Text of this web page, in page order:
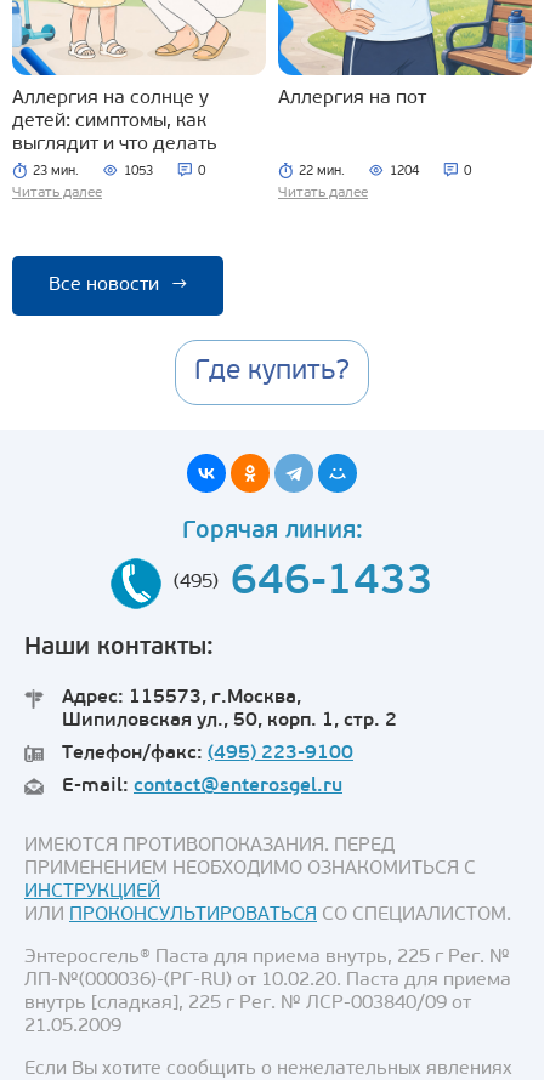
Аллергия на солнце у
детей: симптомы, как
выглядит и что делать
23 мин. 1053 0
Читать далее
Аллергия на пот
22 мин. 1204 0
Читать далее
Все новости →
Где купить?
Горячая линия:
(495) 646-1433
Наши контакты:
Адрес: 115573, г.Москва,
Шипиловская ул., 50, корп. 1, стр. 2
Телефон/факс: (495) 223-9100
E-mail: contact@enterosgel.ru
ИМЕЮТСЯ ПРОТИВОПОКАЗАНИЯ. ПЕРЕД
ПРИМЕНЕНИЕМ НЕОБХОДИМО ОЗНАКОМИТЬСЯ С
ИНСТРУКЦИЕЙ
ИЛИ ПРОКОНСУЛЬТИРОВАТЬСЯ СО СПЕЦИАЛИСТОМ.
Энтеросгель® Паста для приема внутрь, 225 г Рег. №
ЛП-№(000036)-(РГ-RU) от 10.02.20. Паста для приема
внутрь [сладкая], 225 г Рег. № ЛСР-003840/09 от
21.05.2009
Если Вы хотите сообщить о нежелательных явлениях